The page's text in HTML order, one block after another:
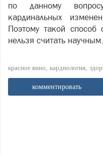
по данному
кардинальных
Поэтому такой способ
нельзя считать научным.
красное вино кардиология
комментировать